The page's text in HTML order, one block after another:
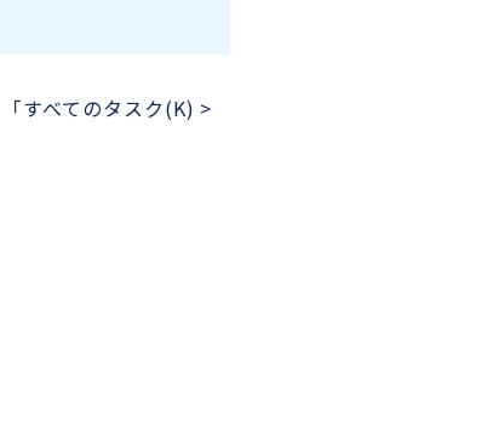
すべてのタスク(K) >